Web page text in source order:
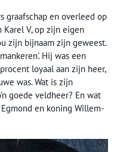
graafschap en overleed op
V, op zijn eigen
zijn bijnaam zijn geweest.
Hij was een
loyaal aan zijn heer,
was. Wat is zijn
goede veldheer? En wat
en koning Willem-